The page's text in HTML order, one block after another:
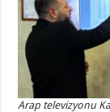
Arap televizyonu